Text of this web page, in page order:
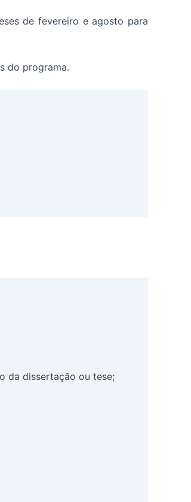
de fevereiro e agosto para
do programa.
da dissertação ou tese;